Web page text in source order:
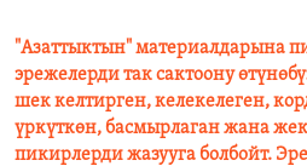
"Азаттыктын" материалдарына
эрежелерди так сактоону
шек келтирген, келекелеген,
үркүткөн, басмырлаган жана
пикирлерди жазууга болбойт.